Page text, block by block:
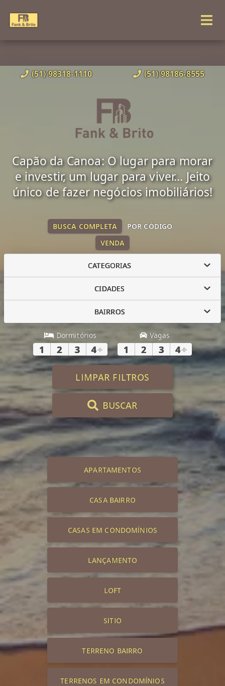
(51) 98318-1110 (51) 98186-8555
Capão da Canoa: O lugar para morar
e investir, um lugar para viver... Jeito
único de fazer negócios imobiliários!
VENDA
BUSCA COMPLETA POR CÓDIGO
CATEGORIAS
CIDADES
BAIRROS
Dormitórios
1 2 3 4+
Vagas
1 2 3 4+
LIMPAR FILTROS
BUSCAR
APARTAMENTOS
CASA BAIRRO
CASAS EM CONDOMÍNIOS
LANÇAMENTO
LOFT
SITIO
TERRENO BAIRRO
TERRENOS EM CONDOMÍNIOS